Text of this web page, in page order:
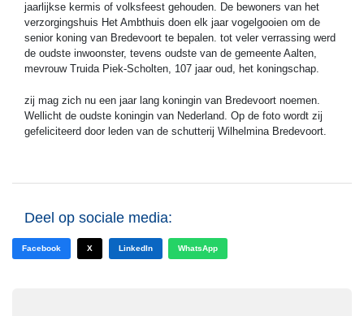
jaarlijkse kermis of volksfeest gehouden. De bewoners van het
verzorgingshuis Het Ambthuis doen elk jaar vogelgooien om de
senior koning van Bredevoort te bepalen. tot veler verrassing werd
de oudste inwoonster, tevens oudste van de gemeente Aalten,
mevrouw Truida Piek-Scholten, 107 jaar oud, het koningschap.
zij mag zich nu een jaar lang koningin van Bredevoort noemen.
Wellicht de oudste koningin van Nederland. Op de foto wordt zij
gefeliciteerd door leden van de schutterij Wilhelmina Bredevoort.
Deel op sociale media:
Facebook X LinkedIn WhatsApp